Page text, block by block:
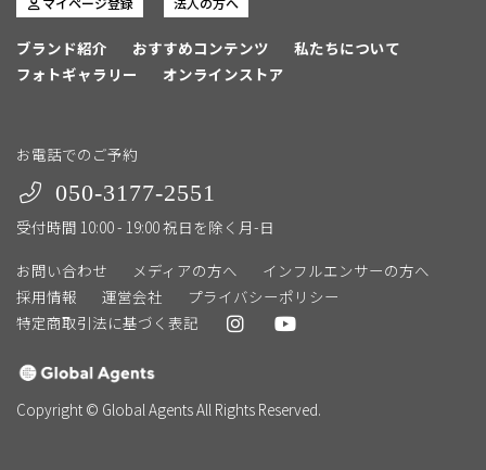
ブランド紹介 おすすめコンテンツ
私たちについて
フォトギャラリー
オンラインストア
お電話でのご予約
050-3177-2551
受付時間 10:00 - 19:00 祝日を除く月-日
お問い合わせ
メディアの方へ
インフルエンサーの方へ
採用情報
運営会社
プライバシーポリシー
特定商取引法に基づく表記
Copyright © Global Agents All Rights Reserved.